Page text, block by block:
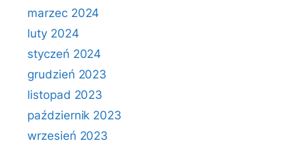
marzec 2024
luty 2024
styczeń 2024
grudzień 2023
listopad 2023
październik 2023
wrzesień 2023